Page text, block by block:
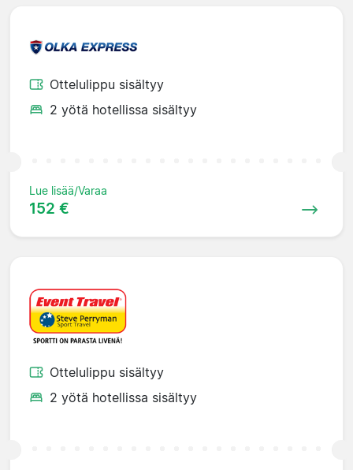
Ottelulippu sisältyy
2 yötä hotellissa sisältyy
Lue lisää/Varaa
152 €
Ottelulippu sisältyy
2 yötä hotellissa sisältyy